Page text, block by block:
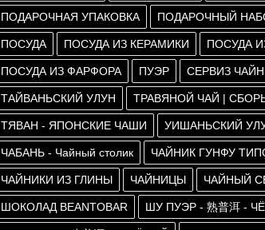
ПОДАРОЧНАЯ УПАКОВКА ПОДАРОЧНЫЙ
ПОСУДА ПОСУДА ИЗ КЕРАМИКИ ПОСУДА
ПОСУДА ИЗ ФАРФОРА ПУЭР СЕРВИЗ
ТАЙВАНЬСКИЙ УЛУН ТРАВЯНОЙ ЧАЙ |
ТЯВАН - ЯПОНСКИЕ ЧАШИ УИШАНЬСКИЙ
ЧАБАНЬ - Чайный столик ЧАЙНИК ГУНФУ
ЧАЙНИКИ ИЗ ГЛИНЫ ЧАЙНИЦЫ ЧАЙНЫЙ
ШОКОЛАД BEANTOBAR ШУ ПУЭР - 熟普洱 -